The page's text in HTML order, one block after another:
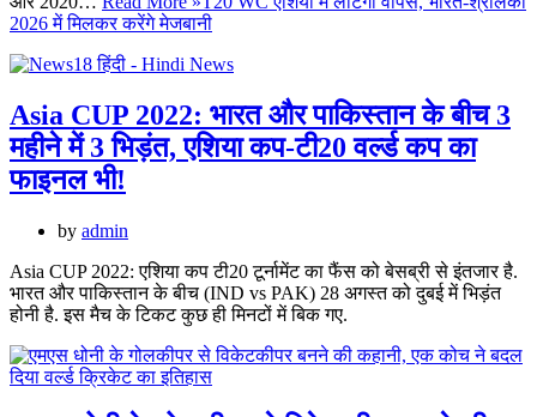
2026 में मिलकर करेंगे मेजबानी
Asia CUP 2022: भारत और पाकिस्तान के बीच 3
महीने में 3 भिड़ंत, एशिया कप-टी20 वर्ल्ड कप का
फाइनल भी!
by admin
Asia CUP 2022: एशिया कप टी20 टूर्नामेंट का फैंस को बेसब्री से इंतजार है.
भारत और पाकिस्तान के बीच (IND vs PAK) 28 अगस्त को दुबई में भिड़ंत
होनी है. इस मैच के टिकट कुछ ही मिनटों में बिक गए.